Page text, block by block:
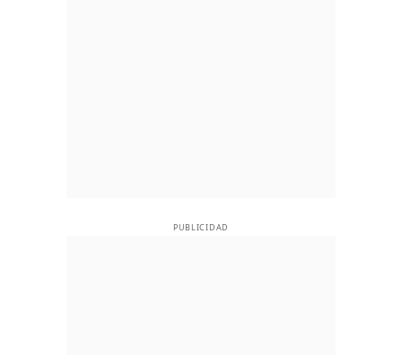
PUBLICIDAD